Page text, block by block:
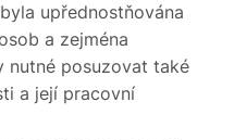
upřednostňována
a zejména
nutné posuzovat také
a její pracovní